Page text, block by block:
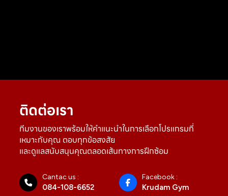
ติดต่อเรา
ทีมงานของเราพร้อมให้คำแนะนำในการเลือกโปรแกรมที่
เหมาะกับคุณ ตอบทุกข้อสงสัย
และดูแลสนับสนุนคุณตลอดเส้นทางการฝึกซ้อม
Cantac us :
084-108-6652
Facebook :
Krudam Gym